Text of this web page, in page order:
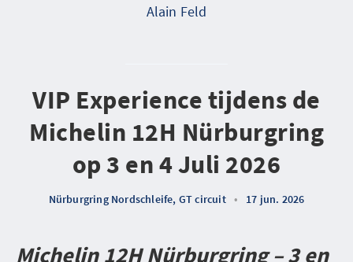
Alain Feld
VIP Experience tijdens de
Michelin 12H Nürburgring
op 3 en 4 Juli 2026
Nürburgring Nordschleife, GT circuit • 17 jun. 2026
Michelin 12H Nürburgring – 3 en